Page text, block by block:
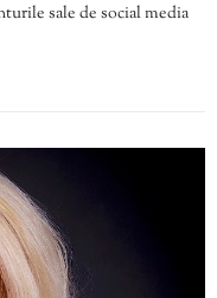
sale de social media